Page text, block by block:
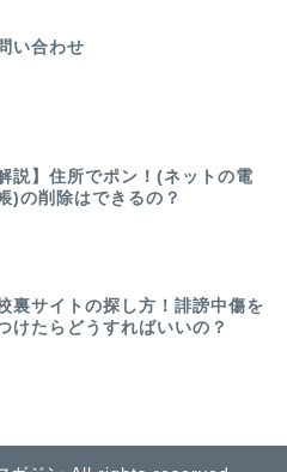
い合わせ
解説】住所でポン！(ネットの電
)の削除はできるの？
裏サイトの探し方！誹謗中傷を
けたらどうすればいいの？